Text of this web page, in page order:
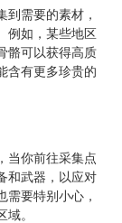
需要的素材，
例如，某些地区
骼可以获得高质
含有更多珍贵的
当你前往采集点
和武器，以应对
要特别小心，
。